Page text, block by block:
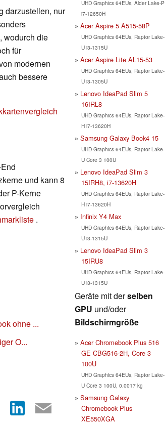
darzustellen, nur
wodurch die
für
modernen
bessere
und kann 8
P-Kerne
.
ohne ...
O...
UHD Graphics 64EUs, Alder Lake-P
i7-12650H
Acer Aspire 5 A515-58P
UHD Graphics 64EUs, Raptor Lake-
U i3-1315U
Acer Aspire Lite AL15-53
UHD Graphics 64EUs, Raptor Lake-
U i3-1305U
Lenovo IdeaPad Slim 5
16IRL8
UHD Graphics 64EUs, Raptor Lake-
H i7-13620H
Samsung Galaxy Book4 15
UHD Graphics 64EUs, Raptor Lake-
U Core 3 100U
Lenovo IdeaPad Slim 3
15IRH8, i7-13620H
UHD Graphics 64EUs, Raptor Lake-
H i7-13620H
Infinix Y4 Max
UHD Graphics 64EUs, Raptor Lake-
U i3-1315U
Lenovo IdeaPad Slim 3
15IRU8
UHD Graphics 64EUs, Raptor Lake-
U i3-1315U
Geräte mit derselben
GPU und/oder
Bildschirmgröße
Acer Chromebook Plus 516
GE CBG516-2H, Core 3
100U
UHD Graphics 64EUs, Raptor Lake-
U Core 3 100U, 0.0017 kg
Samsung Galaxy
Chromebook Plus
XE550XGA